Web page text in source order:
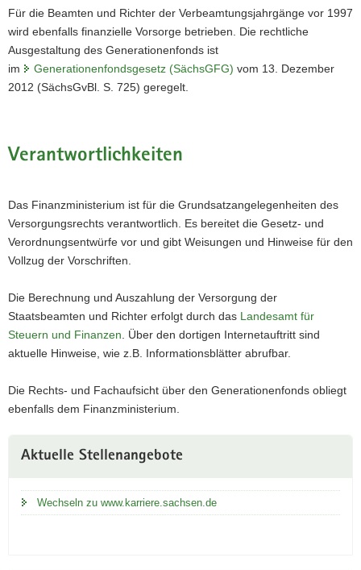
Für die Beamten und Richter der Verbeamtungsjahrgänge vor 1997
wird ebenfalls finanzielle Vorsorge betrieben. Die rechtliche
Ausgestaltung des Generationenfonds ist
im
Generationenfondsgesetz (SächsGFG) vom 13. Dezember
2012 (SächsGvBl. S. 725) geregelt.
Verantwortlichkeiten
Das Finanzministerium ist für die Grundsatzangelegenheiten des
Versorgungsrechts verantwortlich. Es bereitet die Gesetz- und
Verordnungsentwürfe vor und gibt Weisungen und Hinweise für den
Vollzug der Vorschriften.
Die Berechnung und Auszahlung der Versorgung der
Staatsbeamten und Richter erfolgt durch das Landesamt für
Steuern und Finanzen . Über den dortigen Internetauftritt sind
aktuelle Hinweise, wie z.B. Informationsblätter abrufbar.
Die Rechts- und Fachaufsicht über den Generationenfonds obliegt
ebenfalls dem Finanzministerium.
Information
Aktuelle Stellenangebote
Wechseln zu www.karriere.sachsen.de